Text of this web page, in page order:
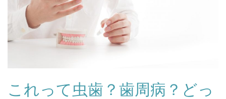
これって虫歯？歯周病？どっ